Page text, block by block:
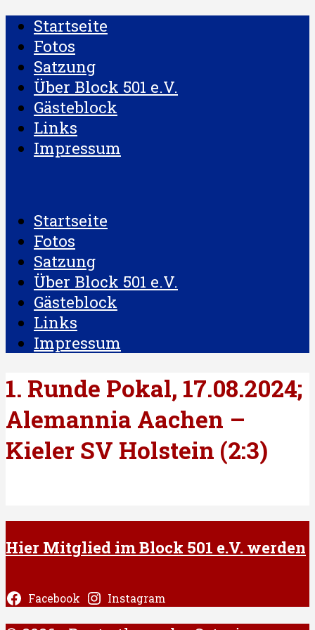
Startseite
Fotos
Satzung
Über Block 501 e.V.
Gästeblock
Links
Impressum
Startseite
Fotos
Satzung
Über Block 501 e.V.
Gästeblock
Links
Impressum
1. Runde Pokal, 17.08.2024;
Alemannia Aachen –
Kieler SV Holstein (2:3)
Hier Mitglied im Block 501 e.V. werden
Facebook Instagram